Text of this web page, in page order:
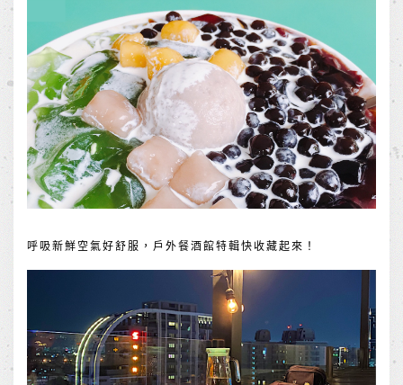
呼吸新鮮空氣好舒服，戶外餐酒館特輯快收藏起來！